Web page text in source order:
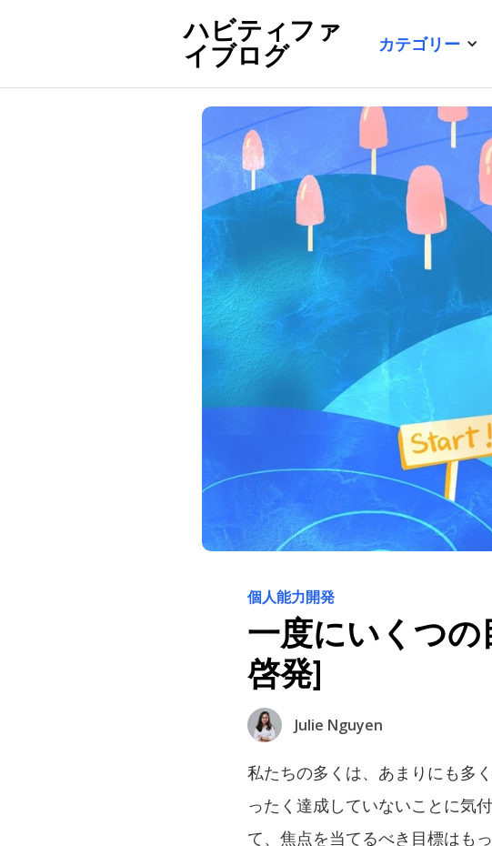
ハビティファ
イブログ
カテゴリー
個人能力開発
一度にいくつ
啓発]
Julie Nguyen
私たちの多くは、あまりにも多
ったく達成していないことに気
て、焦点を当てるべき目標はも